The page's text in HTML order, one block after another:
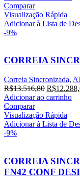
Comparar
Visualização Rápida
Adicionar à Lista de
-9%
CORREIA
Correia Sincronizada,
R$13.516,80 R$
Adicionar ao carrinho
Comparar
Visualização Rápida
Adicionar à Lista de
-9%
CORREIA
FN42 CONF